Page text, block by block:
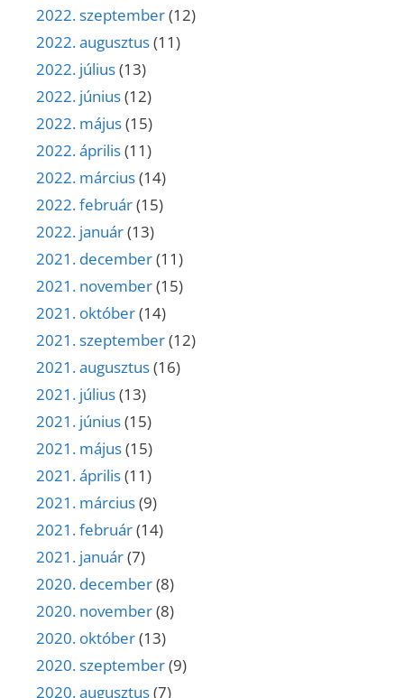
2022. szeptember(12)
2022. augusztus(11)
2022. július(13)
2022. június(12)
2022. május(15)
2022. április(11)
2022. március(14)
2022. február(15)
2022. január(13)
2021. december(11)
2021. november(15)
2021. október(14)
2021. szeptember(12)
2021. augusztus(16)
2021. július(13)
2021. június(15)
2021. május(15)
2021. április(11)
2021. március(9)
2021. február(14)
2021. január(7)
2020. december(8)
2020. november(8)
2020. október(13)
2020. szeptember(9)
2020. augusztus(7)